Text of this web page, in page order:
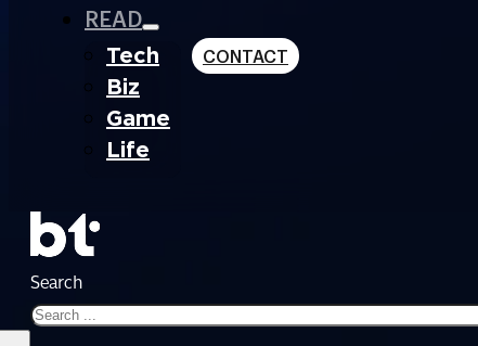
READ
Tech
Biz
Game
Life
CONTACT
Search